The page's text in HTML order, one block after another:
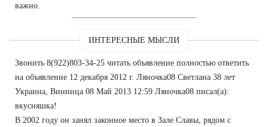
важно.
ИНТЕРЕСНЫЕ МЫСЛИ
Звонить 8(922)803-34-25 читать объявление полностью ответить
на объявление 12 декабря 2012 г. Ляночка08 Светлана 38 лет
Украина, Винница 08 Май 2013 12:59 Ляночка08 писал(а):
вкусняшка!
В 2002 году он занял законное место в Зале Славы, рядом с